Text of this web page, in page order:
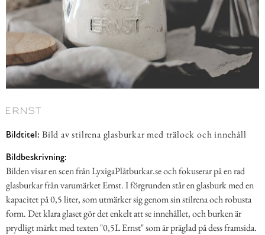
Bildtitel: Bild av stilrena glasburkar med trälock och innehåll
Bildbeskrivning:
Bilden visar en scen från LyxigaPlåtburkar.se och fokuserar på en rad
glasburkar från varumärket Ernst. I förgrunden står en glasburk med en
kapacitet på 0,5 liter, som utmärker sig genom sin stilrena och robusta
form. Det klara glaset gör det enkelt att se innehållet, och burken är
prydligt märkt med texten "0,5L Ernst" som är präglad på dess framsida.